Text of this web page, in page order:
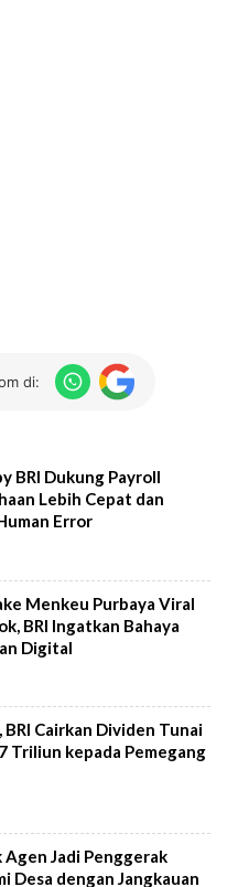
di:
BRI Dukung Payroll
Lebih Cepat dan
Error
Menkeu Purbaya Viral
BRI Ingatkan Bahaya
Digital
BRI Cairkan Dividen Tunai
Triliun kepada Pemegang
Agen Jadi Penggerak
Desa dengan Jangkauan